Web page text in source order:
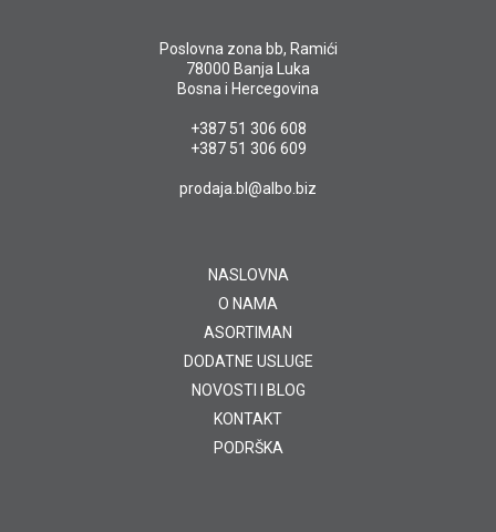
Poslovna zona bb, Ramići
78000 Banja Luka
Bosna i Hercegovina
+387 51 306 608
+387 51 306 609
prodaja.bl@albo.biz
NASLOVNA
O NAMA
ASORTIMAN
DODATNE USLUGE
NOVOSTI I BLOG
KONTAKT
PODRŠKA